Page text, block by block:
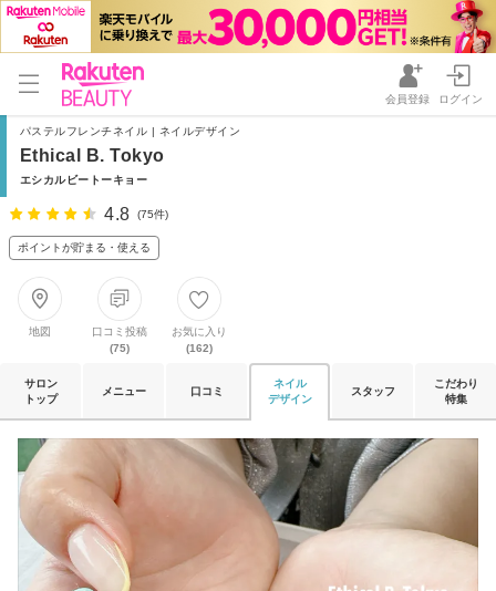
会員登録 ログイン
パステルフレンチネイル | ネイルデザイン
Ethical B. Tokyo
エシカルビートーキョー
4.8 (75件)
ポイントが貯まる・使える
地図
口コミ投稿
(75)
お気に入り
(162)
サロン
トップ
メニュー 口コミ
ネイル
デザイン
スタッフ
こだわり
特集